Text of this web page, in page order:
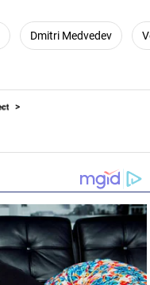
Dmitri Medvedev